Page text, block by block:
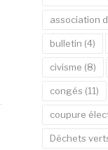
association
bulletin (4)
civisme (8)
congés (11)
coupure
Déchets